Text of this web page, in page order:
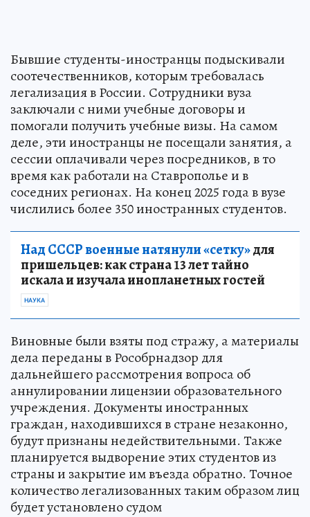
Бывшие студенты-иностранцы подыскивали
соотечественников, которым требовалась
легализация в России. Сотрудники вуза
заключали с ними учебные договоры и
помогали получить учебные визы. На самом
деле, эти иностранцы не посещали занятия, а
сессии оплачивали через посредников, в то
время как работали на Ставрополье и в
соседних регионах. На конец 2025 года в вузе
числились более 350 иностранных студентов.
Над СССР военные натянули «сетку»для
пришельцев: как страна 13 лет тайно
искала и изучала инопланетных гостей
НАУКА
Виновные были взяты под стражу, а материалы
дела переданы в Рособрнадзор для
дальнейшего рассмотрения вопроса об
аннулировании лицензии образовательного
учреждения. Документы иностранных
граждан, находившихся в стране незаконно,
будут признаны недействительными. Также
планируется выдворение этих студентов из
страны и закрытие им въезда обратно. Точное
количество легализованных таким образом лиц
будет установлено судом